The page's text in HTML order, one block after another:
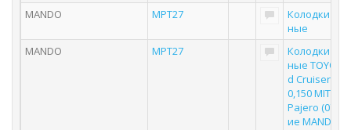
MANDO
MPT27
Колодки
ные
MANDO
MPT27
Колодки
ные
d Cruiser
0,150
Pajero (07-)
ие MANDO